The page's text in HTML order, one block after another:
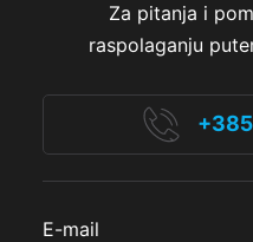
Za pitanja i
raspolaganju
E-mail